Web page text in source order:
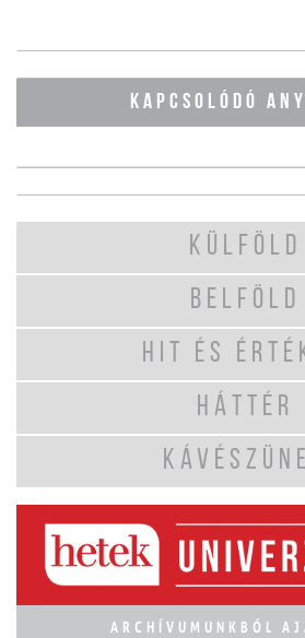
KAPCSOLÓDÓ
KÜLFÖLD
BELFÖLD
HIT ÉS
HÁTTÉR
ARCHÍVUMUNKBÓL